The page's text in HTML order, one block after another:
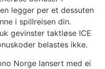
legger per et dessuten
i spillreisen din.
gevinster taktløse ICE
belastes ikke.
Norge lansert med ei